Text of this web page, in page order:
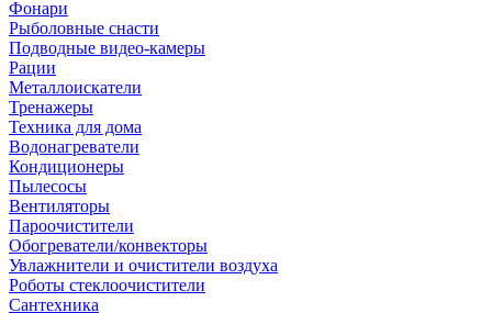
Фонари
Рыболовные снасти
Подводные видео-камеры
Рации
Металлоискатели
Тренажеры
Техника для дома
Водонагреватели
Кондиционеры
Пылесосы
Вентиляторы
Пароочистители
Обогреватели/конвекторы
Увлажнители и очистители воздуха
Роботы стеклоочистители
Сантехника